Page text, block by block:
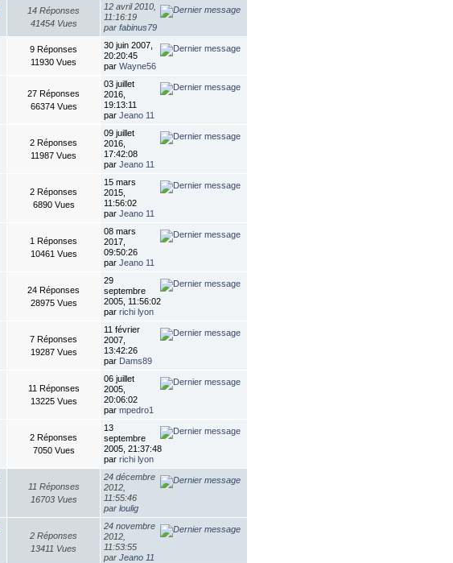
14 Réponses
41454 Vues
12 avril 2010,
11:16:19
parfabinus79
9 Réponses
11930 Vues
30 juin 2007,
20:20:45
parWayne56
27 Réponses
66374 Vues
03 juillet
2016,
19:13:11
parJeano 11
2 Réponses
11987 Vues
09 juillet
2016,
17:42:08
parJeano 11
2 Réponses
6890 Vues
15 mars
2015,
11:56:02
parJeano 11
1 Réponses
10461 Vues
08 mars
2017,
09:50:26
parJeano 11
24 Réponses
28975 Vues
29
septembre
2005, 11:56:02
parrichi lyon
7 Réponses
19287 Vues
11 février
2007,
13:42:26
par Dams89
11 Réponses
13225 Vues
06 juillet
2005,
20:06:02
parmpedro1
2 Réponses
7050 Vues
13
septembre
2005, 21:37:48
parrichi lyon
11 Réponses
16703 Vues
24 décembre
2012,
11:55:46
parloulig
2 Réponses
13411 Vues
24 novembre
2012,
11:53:55
parJeano 11